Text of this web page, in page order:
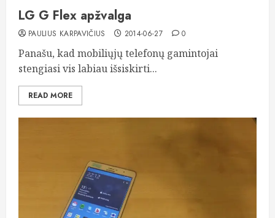
LG G Flex apžvalga
PAULIUS KARPAVIČIUS 2014-06-27 0
Panašu, kad mobiliųjų telefonų gamintojai
stengiasi vis labiau išsiskirti...
READ MORE